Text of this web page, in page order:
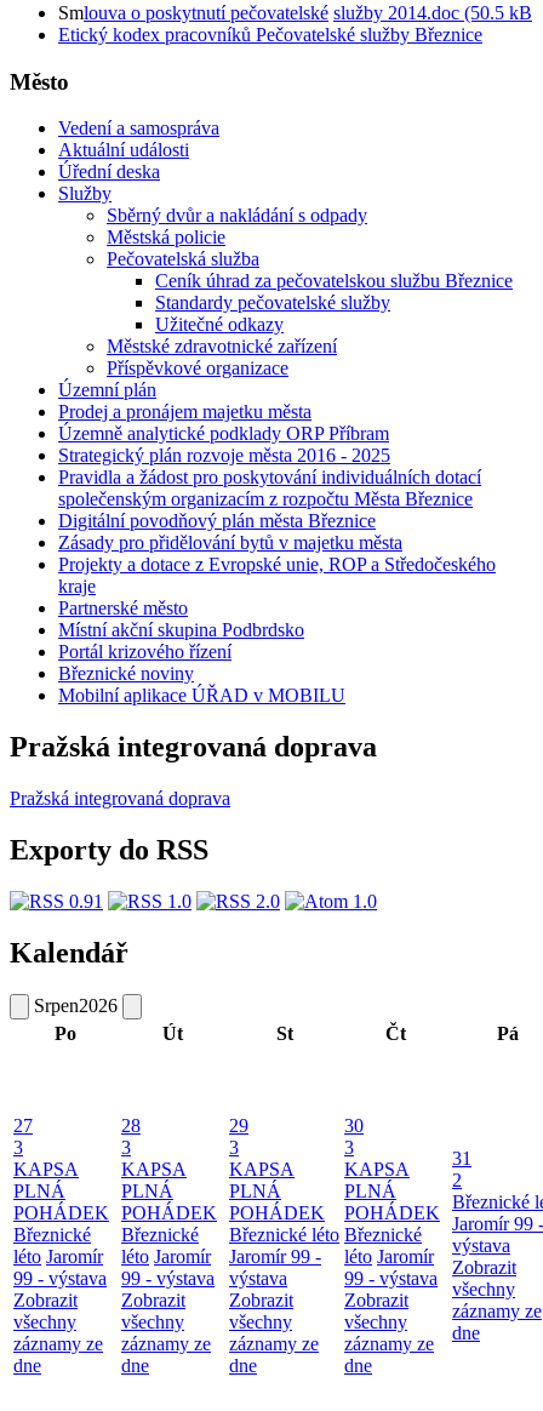
Smlouva o poskytnutí pečovatelské služby 2014.doc (50.5 kB
Etický kodex pracovníků Pečovatelské služby Březnice
Město
Vedení a samospráva
Aktuální události
Úřední deska
Služby
Sběrný dvůr a nakládání s odpady
Městská policie
Pečovatelská služba
Ceník úhrad za pečovatelskou službu Březnice
Standardy pečovatelské služby
Užitečné odkazy
Městské zdravotnické zařízení
Příspěvkové organizace
Územní plán
Prodej a pronájem majetku města
Územně analytické podklady ORP Příbram
Strategický plán rozvoje města 2016 - 2025
Pravidla a žádost pro poskytování individuálních dotací
společenským organizacím z rozpočtu Města Březnice
Digitální povodňový plán města Březnice
Zásady pro přidělování bytů v majetku města
Projekty a dotace z Evropské unie, ROP a Středočeského
kraje
Partnerské město
Místní akční skupina Podbrdsko
Portál krizového řízení
Březnické noviny
Mobilní aplikace ÚŘAD v MOBILU
Pražská integrovaná doprava
Pražská integrovaná doprava
Exporty do RSS
Kalendář
Srpen2026
Po
Út St Čt Pá
27
3
KAPSA
PLNÁ
POHÁDEK
Březnické
léto Jaromír
99 - výstava
Zobrazit
všechny
záznamy ze
dne
28
3
KAPSA
PLNÁ
POHÁDEK
Březnické
léto Jaromír
99 - výstava
Zobrazit
všechny
záznamy ze
dne
29
3
KAPSA
PLNÁ
POHÁDEK
Březnické léto
Jaromír 99 -
výstava
Zobrazit
všechny
záznamy ze
dne
30
3
KAPSA
PLNÁ
POHÁDEK
Březnické
léto Jaromír
99 - výstava
Zobrazit
všechny
záznamy ze
dne
31
2
Březnické
Jaromír 99 -
výstava
Zobrazit
všechny
záznamy ze
dne